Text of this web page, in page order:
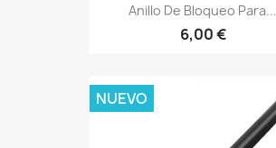
Anillo De Bloqueo Para...
6,00 €
NUEVO